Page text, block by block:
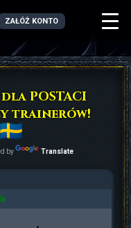
ZAŁÓŻ KONTO
dla POSTACI
trainerów!
by Translate